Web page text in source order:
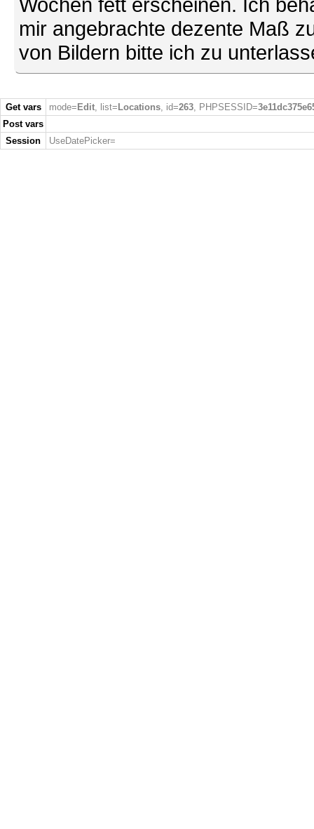
mir angebrachte dezente Maß
von Bildern bitte ich zu
Get vars mode= Edit, list= Locations, id=263, PHPSESSID=
Post vars
Session
UseDatePicker=